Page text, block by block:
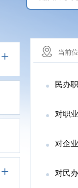
+
+
当前
民办
对职
对企
对民